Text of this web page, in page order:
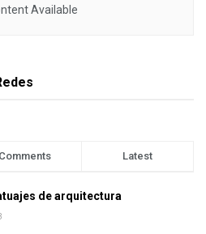
Available
Comments Latest
de arquitectura